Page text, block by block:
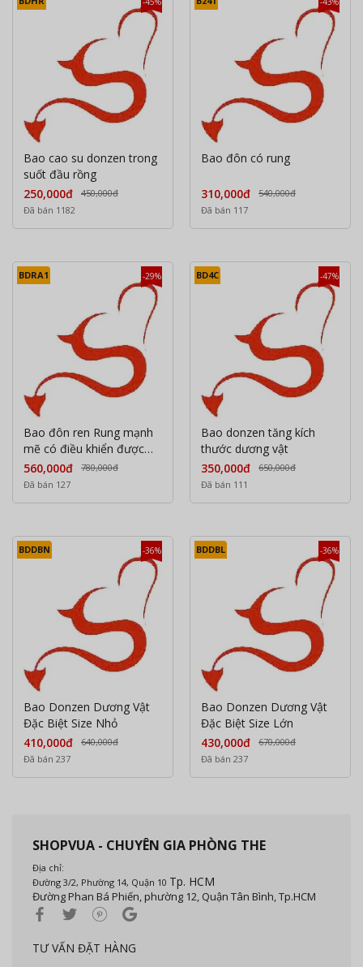
Bao cao su donzen trong
suốt đầu rồng
250,000đ
450,000đ
Đã bán 1182
Bao đôn có rung
310,000đ
540,000đ
Đã bán 117
-29%
BDRA1
Bao đôn ren Rung mạnh
mẽ có điều khiển được
qua aap
560,000đ
780,000đ
Đã bán 127
-47%
BD4C
Bao donzen tăng kích
thước dương vật
350,000đ
650,000đ
Đã bán 111
-36%
BDDBN
Bao Donzen Dương Vật
Đặc Biệt Size Nhỏ
410,000đ
640,000đ
Đã bán 237
-36%
BDDBL
Bao Donzen Dương Vật
Đặc Biệt Size Lớn
430,000đ
670,000đ
Đã bán 237
SHOPVUA - CHUYÊN GIA PHÒNG THE
Địa chỉ:
Đường 3/2, Phường 14, Quận 10 Tp. HCM
Đường Phan Bá Phiến, phường 12, Quận Tân Bình, Tp.HCM
TƯ VẤN ĐẶT HÀNG